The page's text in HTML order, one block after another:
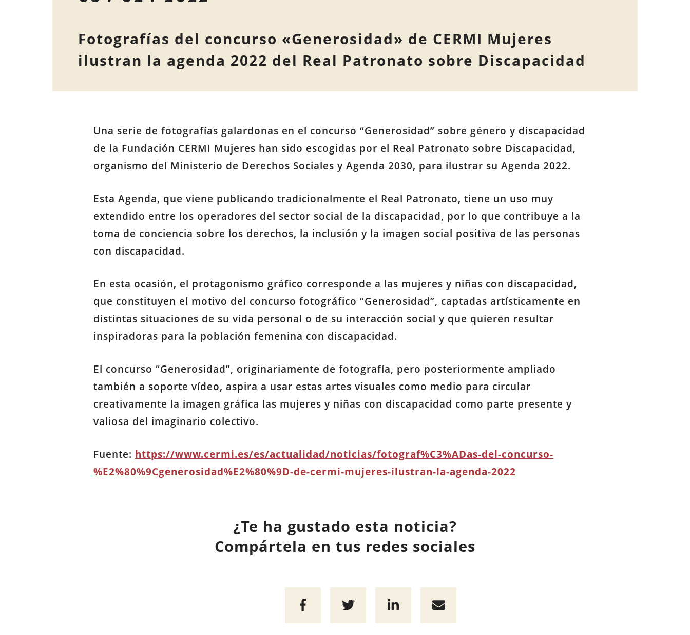
Fotografías del concurso «Generosidad» de CERMI Mujeres
ilustran la agenda 2022 del Real Patronato sobre Discapacidad
Una serie de fotografías galardonas en el concurso “Generosidad” sobre género y discapacidad
de la Fundación CERMI Mujeres han sido escogidas por el Real Patronato sobre Discapacidad,
organismo del Ministerio de Derechos Sociales y Agenda 2030, para ilustrar su Agenda 2022.
Esta Agenda, que viene publicando tradicionalmente el Real Patronato, tiene un uso muy
extendido entre los operadores del sector social de la discapacidad, por lo que contribuye a la
toma de conciencia sobre los derechos, la inclusión y la imagen social positiva de las personas
con discapacidad.
En esta ocasión, el protagonismo gráfico corresponde a las mujeres y niñas con discapacidad,
que constituyen el motivo del concurso fotográfico “Generosidad”, captadas artísticamente en
distintas situaciones de su vida personal o de su interacción social y que quieren resultar
inspiradoras para la población femenina con discapacidad.
El concurso “Generosidad”, originariamente de fotografía, pero posteriormente ampliado
también a soporte vídeo, aspira a usar estas artes visuales como medio para circular
creativamente la imagen gráfica las mujeres y niñas con discapacidad como parte presente y
valiosa del imaginario colectivo.
Fuente: https://www.cermi.es/es/actualidad/noticias/fotograf%C3%ADas-del-concurso-
%E2%80%9Cgenerosidad%E2%80%9D-de-cermi-mujeres-ilustran-la-agenda-2022
¿Te ha gustado esta noticia?
Compártela en tus redes sociales